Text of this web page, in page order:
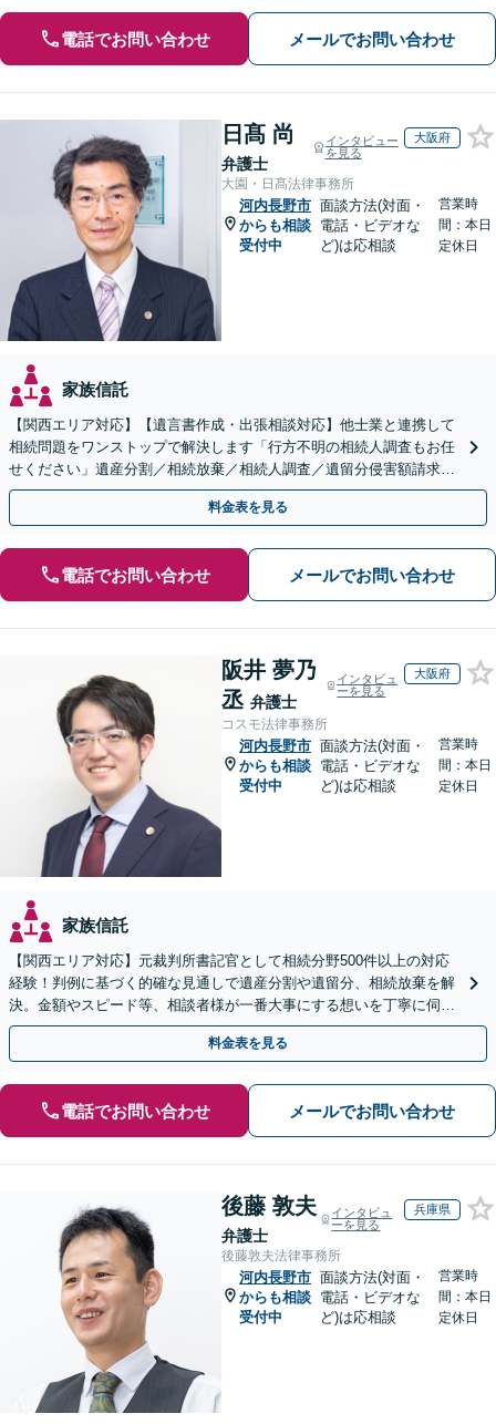
電話でお問い合わせ メールでお問い合わせ
日髙 尚
弁護士
インタビュー
を見る
大阪府
大園・日髙法律事務所
河内長野市
からも相談
受付中
面談方法(対面・
電話・ビデオな
ど)は応相談
営業時
間：本日
定休日
家族信託
【関西エリア対応】【遺言書作成・出張相談対応】他士業と連携して
相続問題をワンストップで解決します「行方不明の相続人調査もお任
せください」遺産分割／相続放棄／相続人調査／遺留分侵害額請求／
登記など【休日・夜間面談可】【分割払い対応】
料金表を見る
電話でお問い合わせ メールでお問い合わせ
阪井 夢乃
丞 弁護士
インタビュ
ーを見る
大阪府
コスモ法律事務所
河内長野市
からも相談
受付中
面談方法(対面・
電話・ビデオな
ど)は応相談
営業時
間：本日
定休日
家族信託
【関西エリア対応】元裁判所書記官として相続分野500件以上の対応
経験！判例に基づく的確な見通しで遺産分割や遺留分、相続放棄を解
決。金額やスピード等、相談者様が一番大事にする想いを丁寧に伺い
最善の解決策を提案【WEB面談可】
料金表を見る
電話でお問い合わせ メールでお問い合わせ
後藤 敦夫
弁護士
インタビュ
ーを見る
兵庫県
後藤敦夫法律事務所
河内長野市
からも相談
受付中
面談方法(対面・
電話・ビデオな
ど)は応相談
営業時
間：本日
定休日